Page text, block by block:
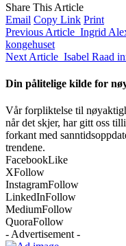
Share This Article
Email Copy Link Print
Previous Article Ingrid
kongehuset
Next Article Isabel Raad
Din pålitelige kilde for
Vår forpliktelse til
når det skjer, har gitt oss
forkant med
trendene.
FacebookLike
XFollow
InstagramFollow
LinkedInFollow
MediumFollow
QuoraFollow
- Advertisement -